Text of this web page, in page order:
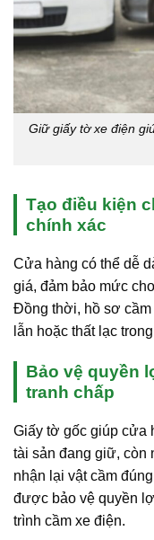
Giữ giấy tờ xe điện
Tạo điều kiện
chính xác
Cửa hàng có thể dễ
giá, đảm bảo mức
Đồng thời, hồ sơ
lẫn hoặc thất lạc
Bảo vệ quyền
tranh chấp
Giấy tờ gốc giúp cửa
tài sản đang giữ, còn
nhận lại vật cầm
được bảo vệ quyền
trình cầm xe điện.